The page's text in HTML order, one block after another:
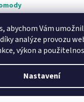
abychom Vám
analýze provozu
výkon a
Nastavení
Vytvořil Shoptet